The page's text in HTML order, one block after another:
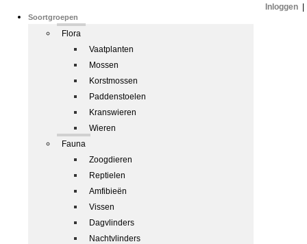
Soortgroepen
Flora
Vaatplanten
Mossen
Korstmossen
Paddenstoelen
Kranswieren
Wieren
Fauna
Zoogdieren
Reptielen
Amfibieën
Vissen
Dagvlinders
Nachtvlinders
Inloggen